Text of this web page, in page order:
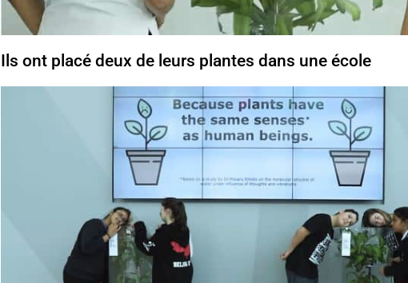
Ils ont placé deux de leurs plantes dans une école